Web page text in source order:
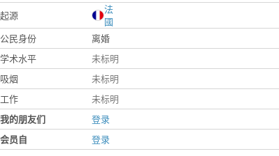
起源
法
國
公民身份
离婚
学术水平
未标明
吸烟
未标明
工作
未标明
我的朋友们
登录
会员自
登录